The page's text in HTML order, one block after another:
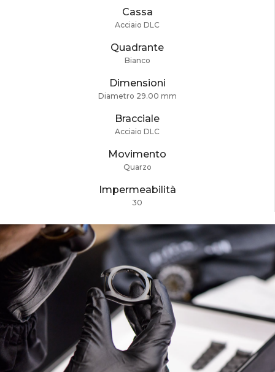
Cassa
Acciaio DLC
Quadrante
Bianco
Dimensioni
Diametro 29.00 mm
Bracciale
Acciaio DLC
Movimento
Quarzo
Impermeabilità
30